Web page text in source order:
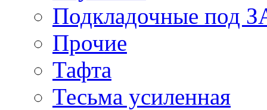
Подкладочные под
Прочие
Тафта
Тесьма усиленная